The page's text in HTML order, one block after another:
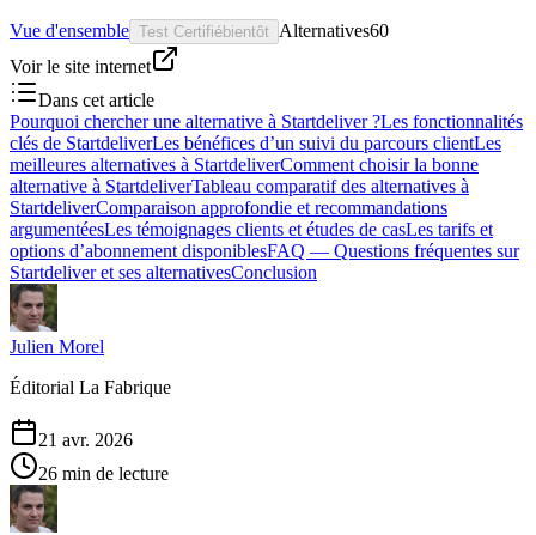
Vue d'ensemble Test Certifiébientôt Alternatives60
Voir le site internet
Dans cet article
Pourquoi chercher une alternative à Startdeliver ?Les fonctionnalités
clés de StartdeliverLes bénéfices d’un suivi du parcours clientLes
meilleures alternatives à StartdeliverComment choisir la bonne
alternative à StartdeliverTableau comparatif des alternatives à
StartdeliverComparaison approfondie et recommandations
argumentéesLes témoignages clients et études de casLes tarifs et
options d’abonnement disponiblesFAQ — Questions fréquentes sur
Startdeliver et ses alternativesConclusion
Julien Morel
Éditorial La Fabrique
21 avr. 2026
26 min de lecture